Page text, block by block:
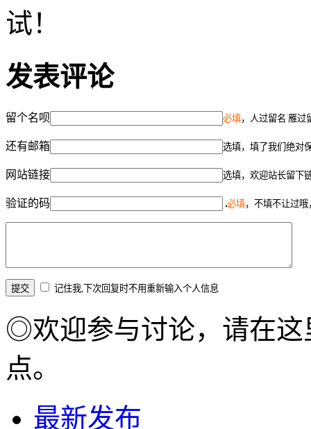
试！
发表评论
留个名呗 必填，人过留名 雁过
还有邮箱 选填，填了我们绝对
网站链接 选填，欢迎站长留下
验证的码 必填，不填不让过
记住我,下次回复时不用重新输入个人信息
◎欢迎参与讨论，请在这
点。
最新发布